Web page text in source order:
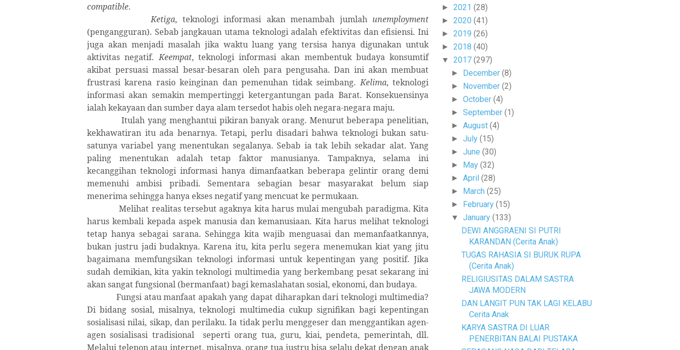
compatible.
Ketiga, teknologi informasi akan menambah jumlah unemployment
(pengangguran). Sebab jangkauan utama teknologi adalah efektivitas dan efisiensi. Ini
juga akan menjadi masalah jika waktu luang yang tersisa hanya digunakan untuk
aktivitas negatif.Keempat, teknologi informasi akan membentuk budaya konsumtif
akibat persuasi massal besar-besaran oleh para pengusaha. Dan ini akan membuat
frustrasi karena rasio keinginan dan pemenuhan tidak seimbang.Kelima, teknologi
informasi akan semakin mempertinggi ketergantungan pada Barat. Konsekuensinya
ialah kekayaan dan sumber daya alam tersedot habis oleh negara-negara maju.
Itulah yang menghantui pikiran banyak orang. Menurut beberapa penelitian,
kekhawatiran itu ada benarnya. Tetapi, perlu disadari bahwa teknologi bukan satu-
satunya variabel yang menentukan segalanya. Sebab ia tak lebih sekadar alat. Yang
paling menentukan adalah tetap faktor manusianya. Tampaknya, selama ini
kecanggihan teknologi informasi hanya dimanfaatkan beberapa gelintir orang demi
memenuhi ambisi pribadi. Sementara sebagian besar masyarakat belum siap
menerima sehingga hanya ekses negatif yang mencuat ke permukaan.
Melihat realitas tersebut agaknya kita harus mulai mengubah paradigma. Kita
harus kembali kepada aspek manusia dan kemanusiaan. Kita harus melihat teknologi
tetap hanya sebagai sarana. Sehingga kita wajib menguasai dan memanfaatkannya,
bukan justru jadi budaknya. Karena itu, kita perlu segera menemukan kiat yang jitu
bagaimana memfungsikan teknologi informasi untuk kepentingan yang positif. Jika
sudah demikian, kita yakin teknologi multimedia yang berkembang pesat sekarang ini
akan sangat fungsional (bermanfaat) bagi kemaslahatan sosial, ekonomi, dan budaya.
Fungsi atau manfaat apakah yang dapat diharapkan dari teknologi multimedia?
Di bidang sosial, misalnya, teknologi multimedia cukup signifikan bagi kepentingan
sosialisasi nilai, sikap, dan perilaku. Ia tidak perlu menggeser dan menggantikan agen-
agen sosialisasi tradisional
seperti orang tua, guru, kiai, pendeta, pemerintah, dll.
Melalui telepon atau internet, misalnya, orang tua justru bisa selalu dekat dengan anak
► 2021 (28)
► 2020 (41)
► 2019 (26)
► 2018 (40)
▼ 2017 (297)
► December(8)
► November(2)
►October(4)
►September(1)
►August(4)
►July(15)
►June(30)
► May(32)
►April(28)
► March(25)
► February(15)
▼January(133)
DEWI ANGGRAENI SI PUTRI
KARANDAN (Cerita Anak)
TUGAS RAHASIA SI BURUK RUPA
(Cerita Anak)
RELIGIUSITAS DALAM SASTRA
JAWA MODERN
DAN LANGIT PUN TAK LAGI KELABU
Cerita Anak
KARYA SASTRA DI LUAR
PENERBITAN BALAI PUSTAKA